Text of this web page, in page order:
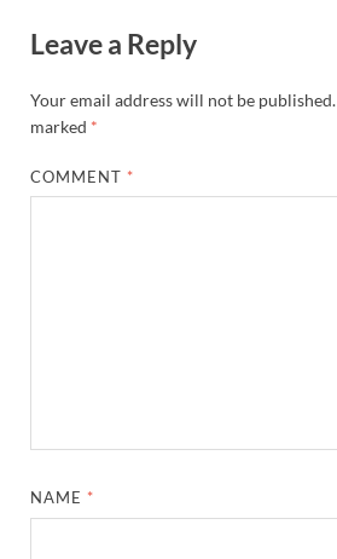
Leave a Reply
Your email address will not be published.
marked *
COMMENT *
NAME *